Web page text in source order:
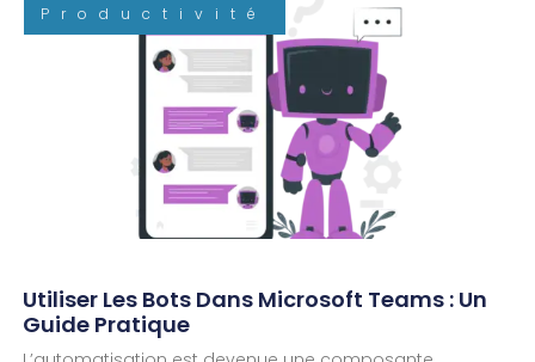
Productivité
Utiliser Les Bots Dans Microsoft Teams : Un
Guide Pratique